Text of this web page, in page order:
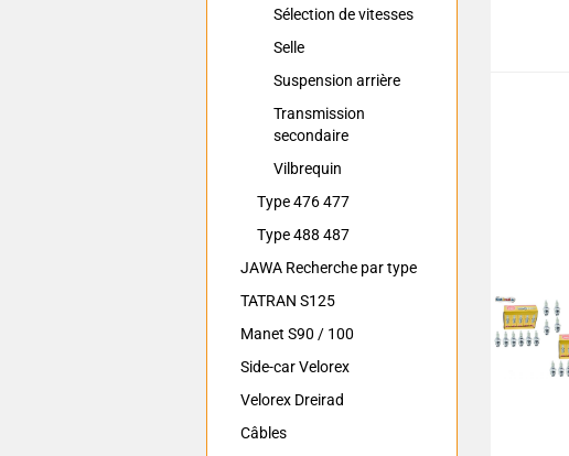
Sélection de vitesses
Selle
Suspension arrière
Transmission
secondaire
Vilbrequin
Type 476 477
Type 488 487
JAWA Recherche par type
TATRAN S125
Manet S90 / 100
Side-car Velorex
Velorex Dreirad
Câbles